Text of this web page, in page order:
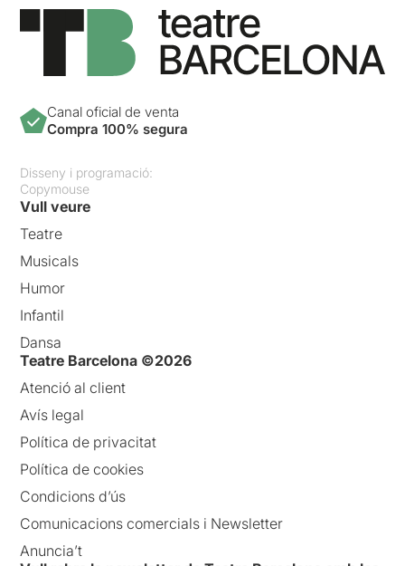
Canal oficial de venta
Compra 100% segura
Disseny i programació:
Copymouse
Vull veure
Teatre
Musicals
Humor
Infantil
Dansa
Teatre Barcelona ©2026
Atenció al client
Avís legal
Política de privacitat
Política de cookies
Condicions d’ús
Comunicacions comercials i Newsletter
Anuncia’t